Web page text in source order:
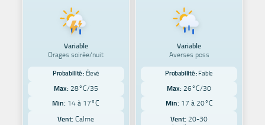
Variable
Orages soirée/nuit
Probabilité : Élevé
Max: 28°C/35
Min: 14 à 17°C
Vent: Calme
Variable
Averses poss
Probabilité : Faible
Max: 26°C/30
Min: 17 à 20°C
Vent: 20-30